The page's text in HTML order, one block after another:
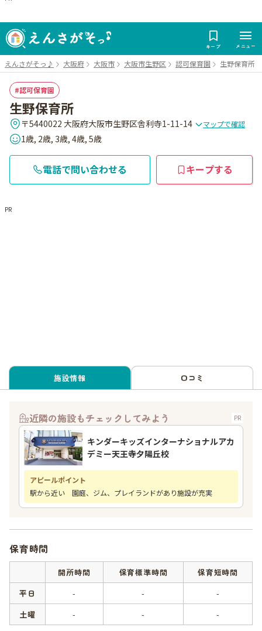
キープ メニュー
えんさがそっ♪ 大阪府 大阪市 大阪市生野区 認可保育園 生野保育所
認可保育園
生野保育所
〒5440022 大阪府大阪市生野区舎利寺1-11-14 マップで確認
1歳, 2歳, 3歳, 4歳, 5歳
電話で問い合わせる キープする
PR
施設情報 口コミ
近隣の施設もチェックしてみよう PR
キンダーキッズインターナショナルアカ
デミー天王寺夕陽丘校
アピールポイント
駅から近い 園庭、ジム、プレイランドがあり施設が充実
保育時間
開所時間 保育標準時間
保育短時間
平日
- -
-
土曜
- - -